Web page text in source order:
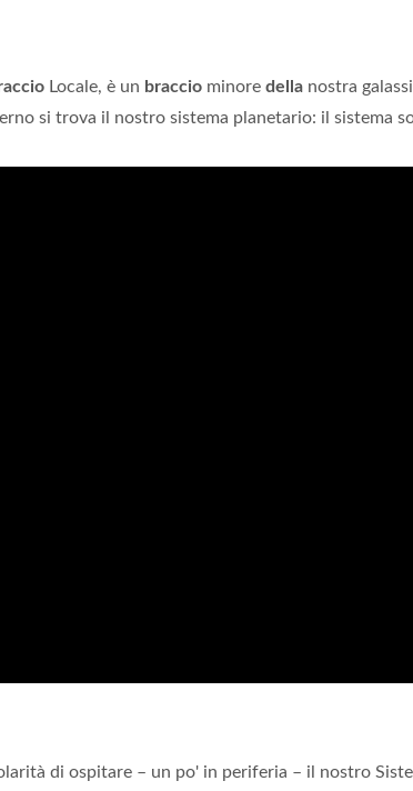
Locale, è un braccio minore della nostra
si trova il nostro sistema planetario: il sistema
di ospitare – un po' in periferia – il nostro